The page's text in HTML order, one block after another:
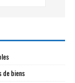
de biens